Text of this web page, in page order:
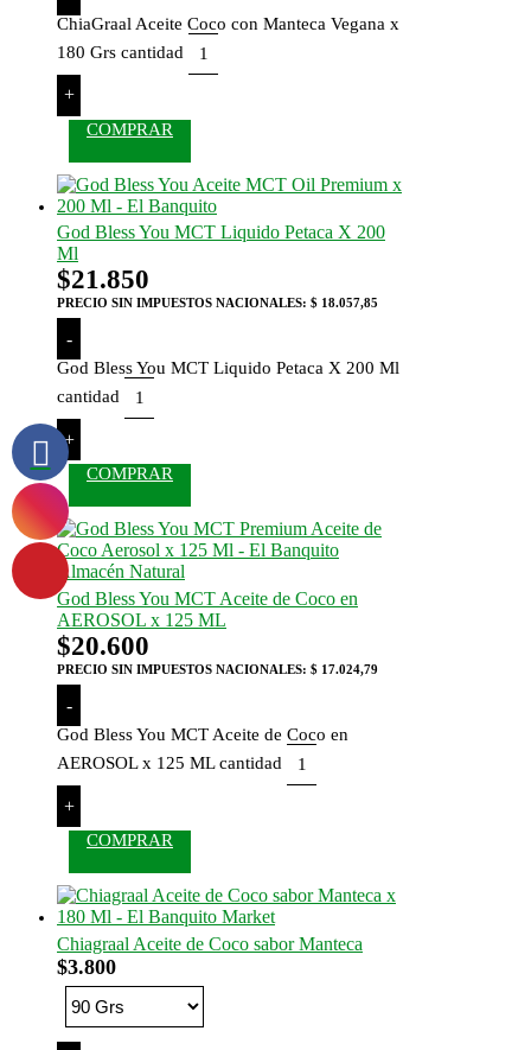
ChiaGraal Aceite Coco con Manteca Vegana x
180 Grs cantidad
+
COMPRAR
God Bless You MCT Liquido Petaca X 200
Ml
$21.850
PRECIO SIN IMPUESTOS NACIONALES: $ 18.057,85
-
God Bless You MCT Liquido Petaca X 200 Ml
cantidad
+
COMPRAR
God Bless You MCT Aceite de Coco en
AEROSOL x 125 ML
$20.600
PRECIO SIN IMPUESTOS NACIONALES: $ 17.024,79
-
God Bless You MCT Aceite de Coco en
AEROSOL x 125 ML cantidad
+
COMPRAR
Chiagraal Aceite de Coco sabor Manteca
$3.800